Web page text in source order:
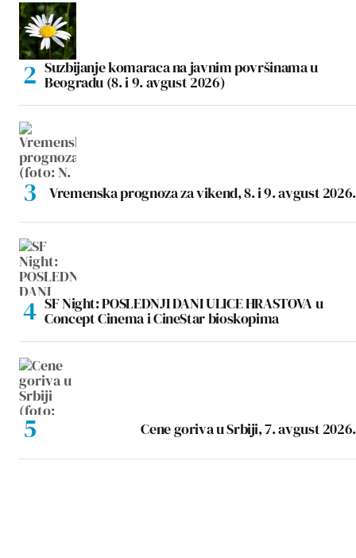
Suzbijanje komaraca na javnim površinama u
Beogradu (8. i 9. avgust 2026)
Vremenska prognoza za vikend, 8. i 9. avgust 2026.
SF Night: POSLEDNJI DANI ULICE HRASTOVA u
Concept Cinema i CineStar bioskopima
Cene goriva u Srbiji, 7. avgust 2026.